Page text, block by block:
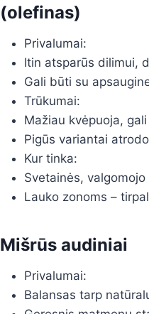
(olefinas)
Privalumai:
Itin atsparūs dilimui,
Gali būti su
Trūkumai:
Mažiau kvėpuoja,
Pigūs variantai
Kur tinka:
Svetainės,
Lauko zonoms –
Mišrūs audiniai
Privalumai:
Balansas tarp